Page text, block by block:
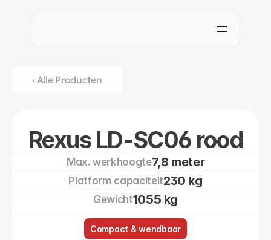
‹ Alle Producten
Rexus LD-SC06 rood
Max. werkhoogte7,8 meter
Platform capaciteit230 kg
Gewicht1055 kg
Compact & wendbaar